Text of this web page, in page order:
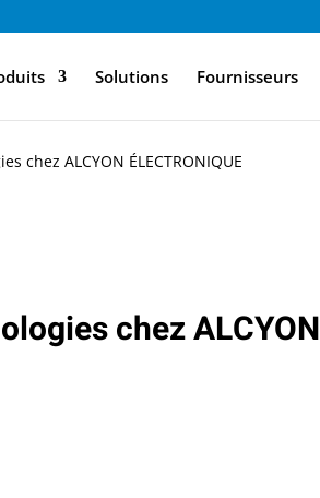
Solutions Fournisseurs
chez ALCYON ÉLECTRONIQUE
chez ALCYON